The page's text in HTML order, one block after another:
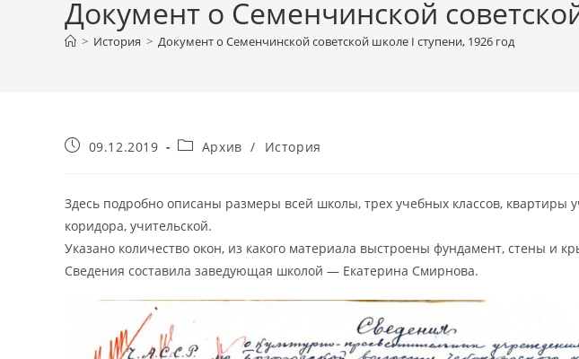
Документ о Семенчинской
> История > Документ о Семенчинской советской школе I ступени, 1926 год
Запись09.12.2019
Рубрика
Архив / История
Здесь подробно описаны размеры всей школы, трех учебных классов, квартиры
коридора, учительской.
Указано количество окон, из какого материала выстроены фундамент, стены и
Сведения составила заведующая школой — Екатерина Смирнова.